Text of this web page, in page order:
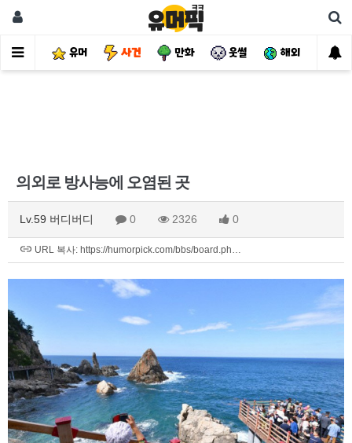
유머 사건 만화 웃썰 해외 핫
의외로 방사능에 오염된 곳
Lv.59 버디버디 0 2326 0
URL 복사: https://humorpick.com/bbs/board.ph…